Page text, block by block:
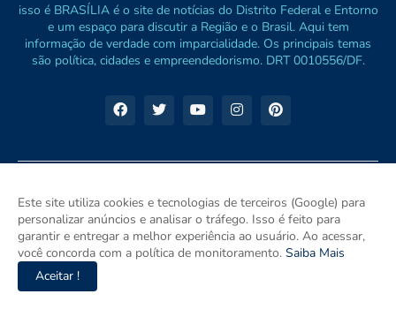
isso é BRASÍLIA é o site de notícias do Distrito Federal e Entorno
e um espaço para discutir a Região e o Brasil. Aqui tem
informação de verdade com imparcialidade. Os principais temas
são política, cidades e empreendedorismo. DRT 0010556/DF.
Este site utiliza cookies e tecnologias de terceiros (Google) para
personalizar anúncios e analisar o tráfego. Isso é feito para
garantir e entregar a melhor experiência ao usuário. Ao acessar,
você concorda com a política de monitoramento. Saiba Mais
Aceitar !